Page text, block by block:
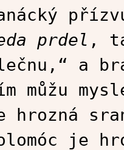
prdel ,
a
můžu
hrozná
je